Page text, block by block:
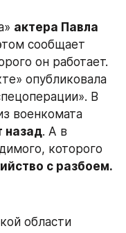
актера Павла
сообщает
он работает.
опубликовала
В
военкомата
назад. А в
которого
с разбоем.